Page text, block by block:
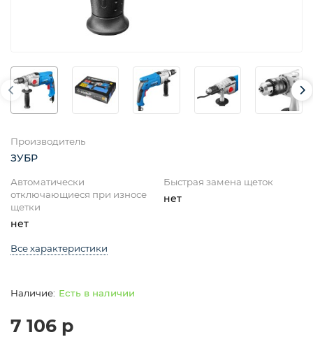
Производитель
ЗУБР
Автоматически
отключающиеся при износе
щетки
нет
Быстрая замена щеток
нет
Все характеристики
Есть в наличии
7 106 р